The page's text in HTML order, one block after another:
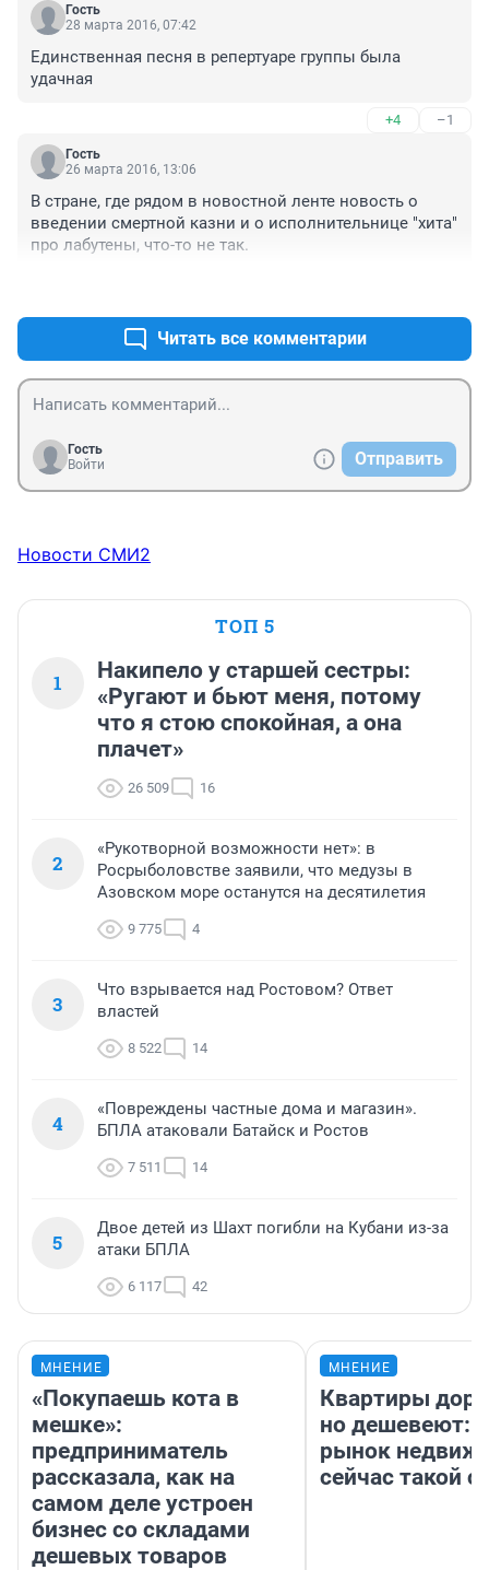
Гость
28 марта 2016, 07:42
Единственная песня в репертуаре группы была
удачная
+4 –1
Гость
26 марта 2016, 13:06
В стране, где рядом в новостной ленте новость о
введении смертной казни и о исполнительнице "хита"
про лабутены, что-то не так.
Читать все комментарии
Гость
Войти
Отправить
Новости СМИ2
ТОП 5
1
Накипело у старшей сестры:
«Ругают и бьют меня, потому
что я стою спокойная, а она
плачет»
26 509 16
2
«Рукотворной возможности нет»: в
Росрыболовстве заявили, что медузы в
Азовском море останутся на десятилетия
9 775 4
3
Что взрывается над Ростовом? Ответ
властей
8 522 14
4
«Повреждены частные дома и магазин».
БПЛА атаковали Батайск и Ростов
7 511 14
5
Двое детей из Шахт погибли на Кубани из-за
атаки БПЛА
6 117 42
МНЕНИЕ
«Покупаешь кота в
мешке»:
предприниматель
рассказала, как на
самом деле устроен
бизнес со складами
дешевых товаров
МНЕНИЕ
Квартиры
но дешевеют:
рынок
сейчас такой